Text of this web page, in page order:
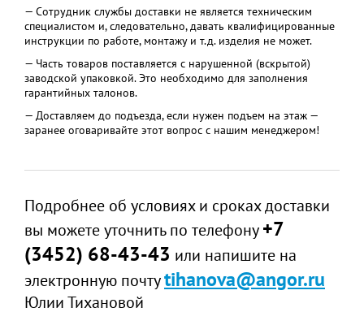
— Сотрудник службы доставки не является техническим
специалистом и, следовательно, давать квалифицированные
инструкции по работе, монтажу и т.д. изделия не может.
— Часть товаров поставляется с нарушенной (вскрытой)
заводской упаковкой. Это необходимо для заполнения
гарантийных талонов.
— Доставляем до подъезда, если нужен подъем на этаж —
заранее оговаривайте этот вопрос с нашим менеджером!
Подробнее об условиях и сроках доставки
вы можете уточнить по телефону+7
(3452) 68-43-43 или напишите на
электронную почтуtihanova@angor.ru
Юлии Тихановой